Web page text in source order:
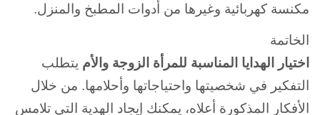
مكنسة كهربائية وغيرها من أدوات المطبخ والمنزل.
الخاتمة
اختيار الهدايا المناسبة للمرأة الزوجة والأم يتطلب
التفكير في شخصيتها واحتياجاتها وأحلامها. من خلال
الأفكار المذكورة أعلاه، يمكنك إيجاد الهدية التي تلامس